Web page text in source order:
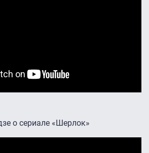
о сериале «Шерлок»